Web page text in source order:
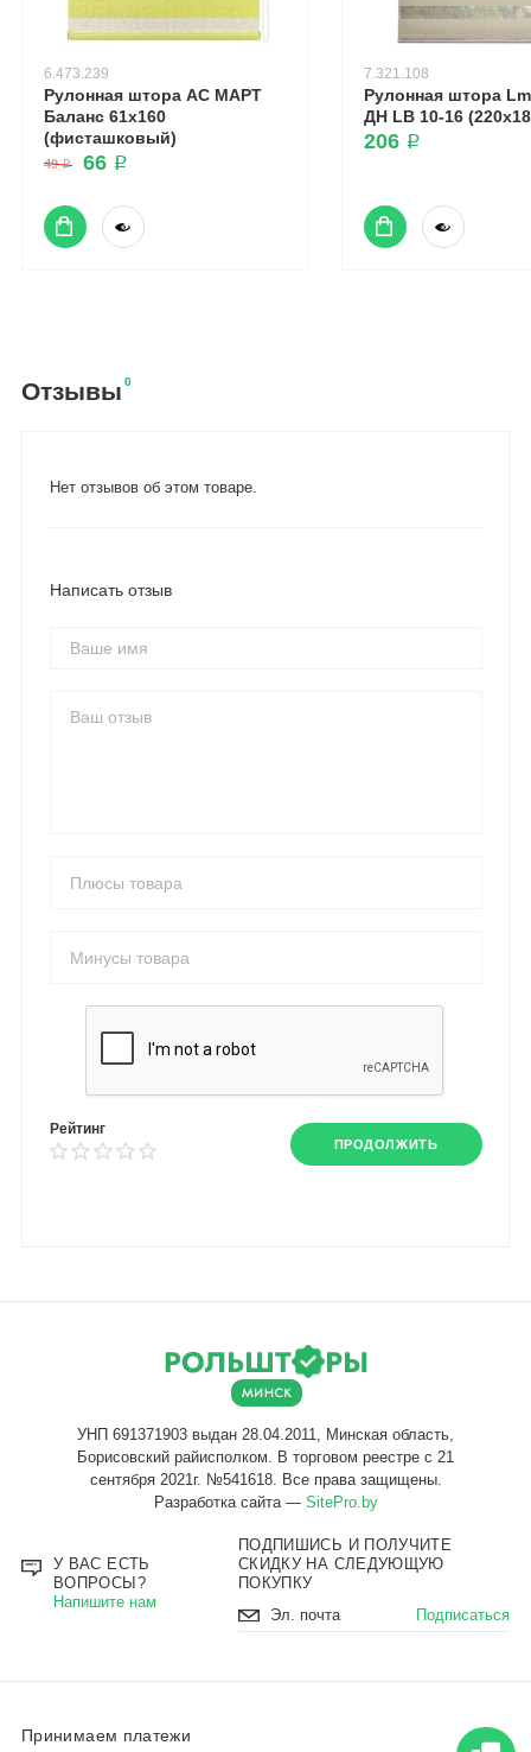
6.473.239
Рулонная штора АС МАРТ
Баланс 61x160
(фисташковый)
49 ₽ 66 ₽
7.321.108
Рулонная штора
ДН LB 10-16
206 ₽
Отзывы 0
Нет отзывов об этом товаре.
Написать отзыв
Рейтинг
ПРОДОЛЖИТЬ
Разработка сайта — SitePro.by